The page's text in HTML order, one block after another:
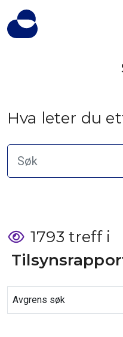
Hva leter du
1793 treff i
Avgrens søk